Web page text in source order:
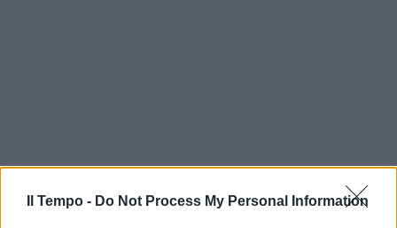
Il Tempo - Do Not Process My Personal Information